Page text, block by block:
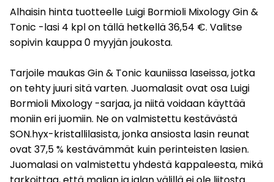
Alhaisin hinta tuotteelle Luigi Bormioli Mixology Gin &
Tonic -lasi 4 kpl on tällä hetkellä 36,54 €. Valitse
sopivin kauppa 0 myyjän joukosta.
Tarjoile maukas Gin & Tonic kauniissa laseissa, jotka
on tehty juuri sitä varten. Juomalasit ovat osa Luigi
Bormioli Mixology -sarjaa, ja niitä voidaan käyttää
moniin eri juomiin. Ne on valmistettu kestävästä
SON.hyx-kristallilasista, jonka ansiosta lasin reunat
ovat 37,5 % kestävämmät kuin perinteisten lasien.
Juomalasi on valmistettu yhdestä kappaleesta, mikä